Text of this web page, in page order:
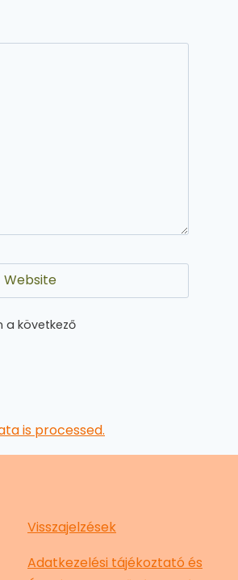
Website
következő
is processed.
Visszajelzések
Adatkezelési tájékoztató és